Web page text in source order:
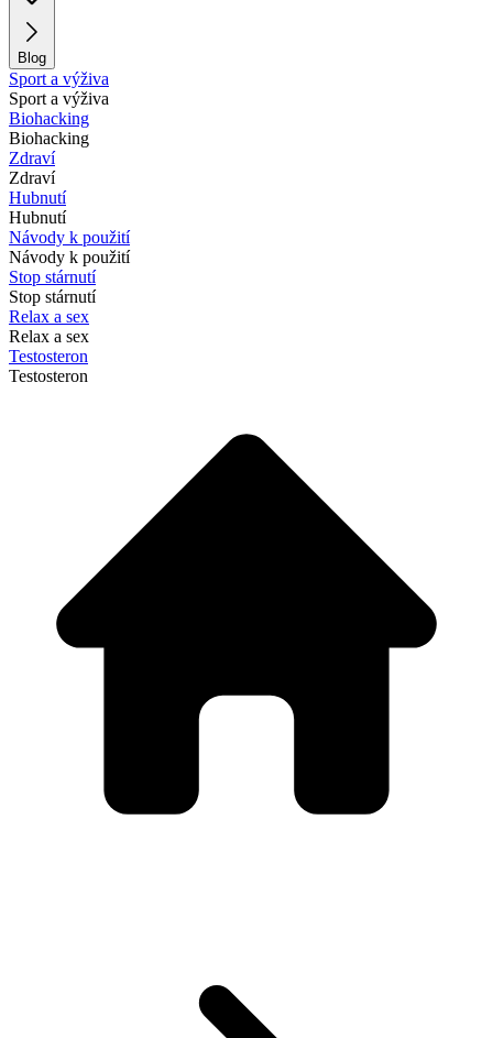
Blog
Sport a výživa
Sport a výživa
Biohacking
Biohacking
Zdraví
Zdraví
Hubnutí
Hubnutí
Návody k použití
Návody k použití
Stop stárnutí
Stop stárnutí
Relax a sex
Relax a sex
Testosteron
Testosteron